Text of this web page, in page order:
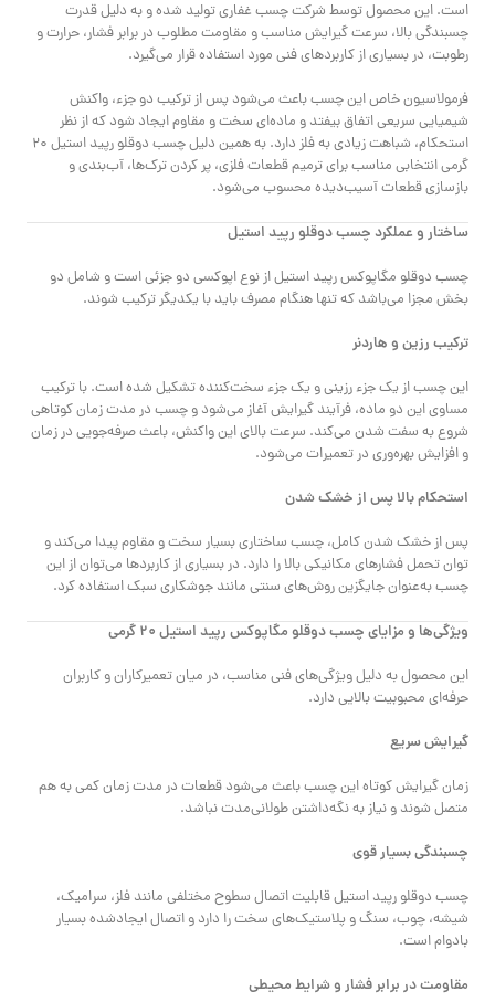
است. این محصول توسط شرکت چسب غفاری تولید شده و به دلیل قدرت
چسبندگی بالا، سرعت گیرایش مناسب و مقاومت مطلوب در برابر فشار، حرارت و
رطوبت، در بسیاری از کاربردهای فنی مورد استفاده قرار می‌گیرد.
فرمولاسیون خاص این چسب باعث می‌شود پس از ترکیب دو جزء، واکنش
شیمیایی سریعی اتفاق بیفتد و ماده‌ای سخت و مقاوم ایجاد شود که از نظر
استحکام، شباهت زیادی به فلز دارد. به همین دلیل چسب دوقلو رپید استیل ۲۰
گرمی انتخابی مناسب برای ترمیم قطعات فلزی، پر کردن ترک‌ها، آب‌بندی و
بازسازی قطعات آسیب‌دیده محسوب می‌شود.
ساختار و عملکرد چسب دوقلو رپید استیل
چسب دوقلو مگاپوکس رپید استیل از نوع اپوکسی دو جزئی است و شامل دو
بخش مجزا می‌باشد که تنها هنگام مصرف باید با یکدیگر ترکیب شوند.
ترکیب رزین و هاردنر
این چسب از یک جزء رزینی و یک جزء سخت‌کننده تشکیل شده است. با ترکیب
مساوی این دو ماده، فرآیند گیرایش آغاز می‌شود و چسب در مدت زمان کوتاهی
شروع به سفت شدن می‌کند. سرعت بالای این واکنش، باعث صرفه‌جویی در زمان
و افزایش بهره‌وری در تعمیرات می‌شود.
استحکام بالا پس از خشک شدن
پس از خشک شدن کامل، چسب ساختاری بسیار سخت و مقاوم پیدا می‌کند و
توان تحمل فشارهای مکانیکی بالا را دارد. در بسیاری از کاربردها می‌توان از این
چسب به‌عنوان جایگزین روش‌های سنتی مانند جوشکاری سبک استفاده کرد.
ویژگی‌ها و مزایای چسب دوقلو مگاپوکس رپید استیل ۲۰ گرمی
این محصول به دلیل ویژگی‌های فنی مناسب، در میان تعمیرکاران و کاربران
حرفه‌ای محبوبیت بالایی دارد.
گیرایش سریع
زمان گیرایش کوتاه این چسب باعث می‌شود قطعات در مدت زمان کمی به هم
متصل شوند و نیاز به نگه‌داشتن طولانی‌مدت نباشد.
چسبندگی بسیار قوی
چسب دوقلو رپید استیل قابلیت اتصال سطوح مختلفی مانند فلز، سرامیک،
شیشه، چوب، سنگ و پلاستیک‌های سخت را دارد و اتصال ایجادشده بسیار
بادوام است.
مقاومت در برابر فشار و شرایط محیطی